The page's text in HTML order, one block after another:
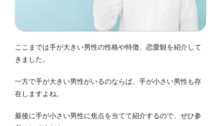
ここまでは手が大きい男性の性格や特徴、恋愛観を紹介して
きました。
一方で手が大きい男性がいるのならば、手が小さい男性も存
在しますよね。
最後に手が小さい男性に焦点を当てて紹介するので、ぜひ参